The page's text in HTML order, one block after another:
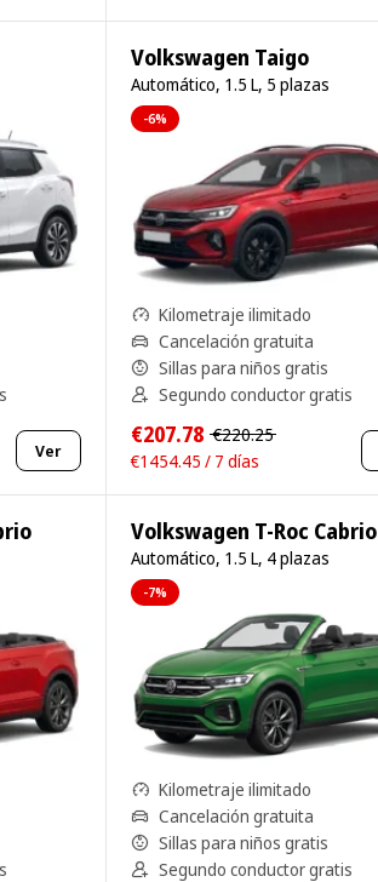
Ver
Volkswagen Taigo
Automático, 1.5 L, 5 plazas
-6%
Kilometraje ilimitado
Cancelación gratuita
Sillas para niños gratis
Segundo conductor gratis
€207.78 €220.25
€1454.45 / 7 días
Volkswagen T-Roc Cabrio
Automático, 1.5 L, 4 plazas
-7%
Kilometraje ilimitado
Cancelación gratuita
Sillas para niños gratis
Segundo conductor gratis